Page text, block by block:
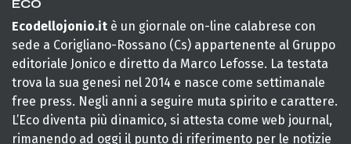
ECO
Ecodellojonio.it è un giornale on-line calabrese con
sede a Corigliano-Rossano (Cs) appartenente al Gruppo
editoriale Jonico e diretto da Marco Lefosse. La testata
trova la sua genesi nel 2014 e nasce come settimanale
free press. Negli anni a seguire muta spirito e carattere.
L’Eco diventa più dinamico, si attesta come web journal,
rimanendo ad oggi il punto di riferimento per le notizie